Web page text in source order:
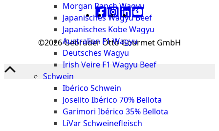
Morgan Ranch Wagyu
Japanisches Wagyu Beef
Japanisches Kobe Wagyu
Australian F1 Wagyu
Deutsches Wagyu
Irish Veire F1 Wagyu Beef
Schwein
Ibérico Schwein
Joselito Ibérico 70% Bellota
Garimori Ibérico 35% Bellota
LiVar Schweinefleisch
©2026 Gebrüder Otto Gourmet GmbH